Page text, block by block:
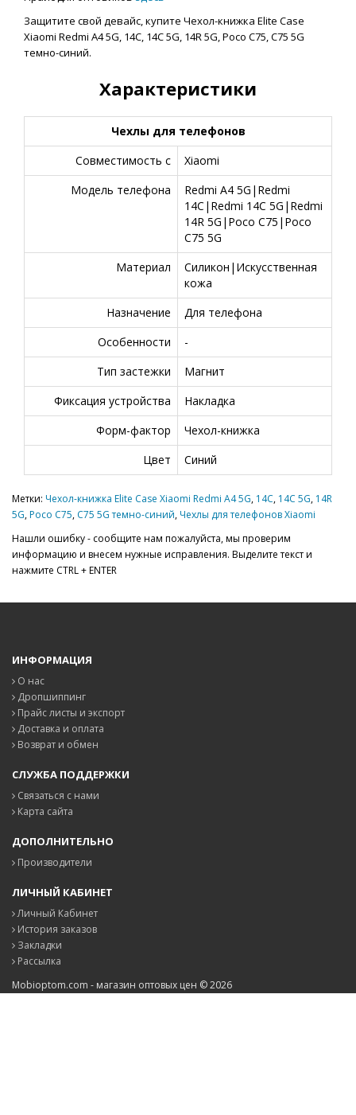
Защитите свой девайс, купите Чехол-книжка Elite Case
Xiaomi Redmi A4 5G, 14C, 14C 5G, 14R 5G, Poco C75, C75 5G
темно-синий.
Характеристики
Чехлы для телефонов
Совместимость с
Xiaomi
Модель телефона
Redmi A4 5G|Redmi
14C|Redmi 14C 5G|Redmi
14R 5G|Poco C75|Poco
C75 5G
Материал
Силикон|Искусственная
кожа
Назначение
Для телефона
Особенности
-
Тип застежки
Магнит
Фиксация устройства
Накладка
Форм-фактор
Чехол-книжка
Цвет
Синий
Метки: Чехол-книжка Elite Case Xiaomi Redmi A4 5G, 14C, 14C 5G, 14R
5G,Poco C75, C75 5G темно-синий,Чехлы для телефонов Xiaomi
Нашли ошибку - сообщите нам пожалуйста, мы проверим
информацию и внесем нужные исправления. Выделите текст и
нажмите CTRL + ENTER
ИНФОРМАЦИЯ
О нас
Дропшиппинг
Прайс листы и экспорт
Доставка и оплата
Возврат и обмен
СЛУЖБА ПОДДЕРЖКИ
Связаться с нами
Карта сайта
ДОПОЛНИТЕЛЬНО
Производители
ЛИЧНЫЙ КАБИНЕТ
Личный Кабинет
История заказов
Закладки
Рассылка
Mobioptom.com - магазин оптовых цен © 2026